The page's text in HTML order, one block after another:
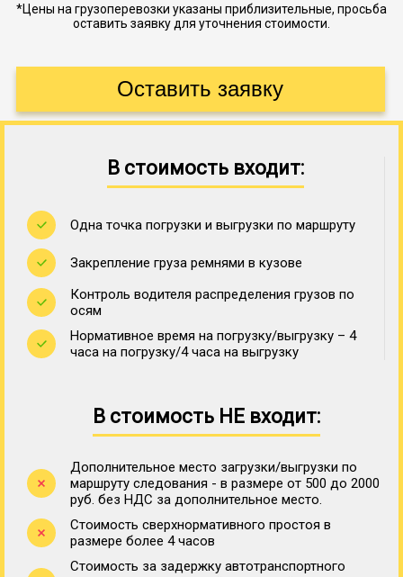
*Цены на грузоперевозки указаны приблизительные, просьба
оставить заявку для уточнения стоимости.
В стоимость входит:
Одна точка погрузки и выгрузки по маршруту
Закрепление груза ремнями в кузове
Контроль водителя распределения грузов по
осям
Нормативное время на погрузку/выгрузку – 4
часа на погрузку/4 часа на выгрузку
В стоимость НЕ входит:
Дополнительное место загрузки/выгрузки по
маршруту следования - в размере от 500 до 2000
руб. без НДС за дополнительное место.
Стоимость сверхнормативного простоя в
размере более 4 часов
Стоимость за задержку автотранспортного